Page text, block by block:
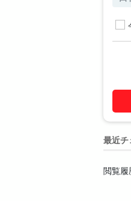
最近
閲覧履